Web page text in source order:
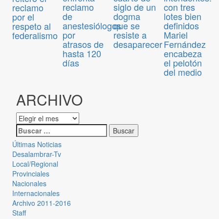
reclamo
por el
respeto al
federalismo
reclamo
de
anestesiólogos
por
atrasos de
hasta 120
días
siglo de un
dogma
que se
resiste a
desaparecer
con tres
lotes bien
definidos
Mariel
Fernández
encabeza
el pelotón
del medio
ARCHIVO
Últimas Noticias
Desalambrar-Tv
Local/Regional
Provinciales
Nacionales
Internacionales
Archivo 2011-2016
Staff